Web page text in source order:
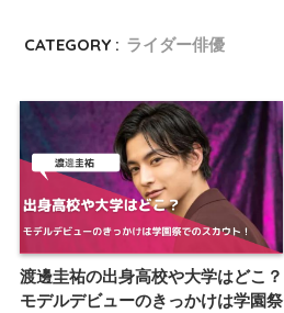
CATEGORY : ライダー俳優
渡邊圭祐の出身高校や大学はどこ？
モデルデビューのきっかけは学園祭